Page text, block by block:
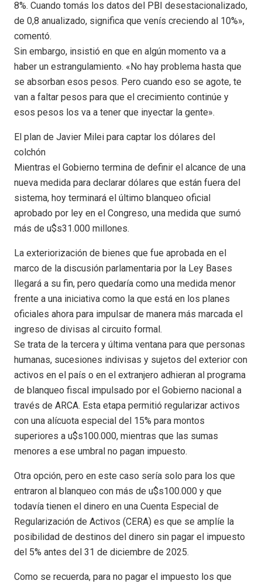
8%. Cuando tomás los datos del PBI desestacionalizado,
de 0,8 anualizado, significa que venís creciendo al 10%»,
comentó.
Sin embargo, insistió en que en algún momento va a
haber un estrangulamiento. «No hay problema hasta que
se absorban esos pesos. Pero cuando eso se agote, te
van a faltar pesos para que el crecimiento continúe y
esos pesos los va a tener que inyectar la gente».
El plan de Javier Milei para captar los dólares del
colchón
Mientras el Gobierno termina de definir el alcance de una
nueva medida para declarar dólares que están fuera del
sistema, hoy terminará el último blanqueo oficial
aprobado por ley en el Congreso, una medida que sumó
más de u$s31.000 millones.
La exteriorización de bienes que fue aprobada en el
marco de la discusión parlamentaria por la Ley Bases
llegará a su fin, pero quedaría como una medida menor
frente a una iniciativa como la que está en los planes
oficiales ahora para impulsar de manera más marcada el
ingreso de divisas al circuito formal.
Se trata de la tercera y última ventana para que personas
humanas, sucesiones indivisas y sujetos del exterior con
activos en el país o en el extranjero adhieran al programa
de blanqueo fiscal impulsado por el Gobierno nacional a
través de ARCA. Esta etapa permitió regularizar activos
con una alícuota especial del 15% para montos
superiores a u$s100.000, mientras que las sumas
menores a ese umbral no pagan impuesto.
Otra opción, pero en este caso sería solo para los que
entraron al blanqueo con más de u$s100.000 y que
todavía tienen el dinero en una Cuenta Especial de
Regularización de Activos (CERA) es que se amplíe la
posibilidad de destinos del dinero sin pagar el impuesto
del 5% antes del 31 de diciembre de 2025.
Como se recuerda, para no pagar el impuesto los que